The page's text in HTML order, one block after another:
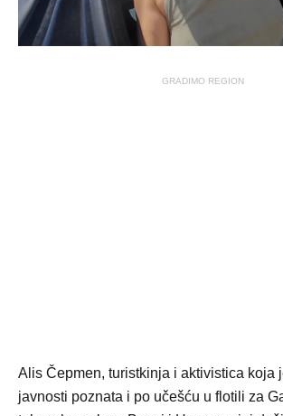
GRADIMO REGION
Alis Čepmen, turistkinja i aktivistica koja
javnosti poznata i po učešću u flotili za